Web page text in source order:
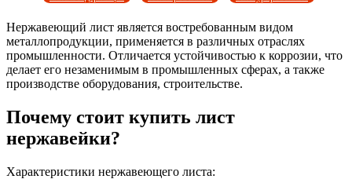
Нержавеющий лист является востребованным видом
металлопродукции, применяется в различных отраслях
промышленности. Отличается устойчивостью к коррозии, что
делает его незаменимым в промышленных сферах, а также
производстве оборудования, строительстве.
Почему стоит купить лист
нержавейки?
Характеристики нержавеющего листа: